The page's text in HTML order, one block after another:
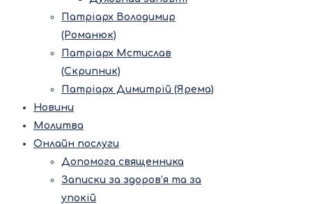
Патріарх Володимир
(Романюк)
Патріарх Мстислав
(Скрипник)
Патріарх Димитрій (Ярема)
Новини
Молитва
Онлайн послуги
Допомога священника
Записки за здоров’я та за
упокій